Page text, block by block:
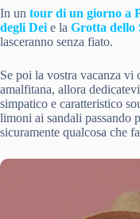
In un tour di un giorno a
degli Dei e la Grotta dello
lasceranno senza fiato.
Se poi la vostra vacanza vi
amalfitana, allora
simpatico e caratteristico
limoni ai sandali passando
sicuramente qualcosa che